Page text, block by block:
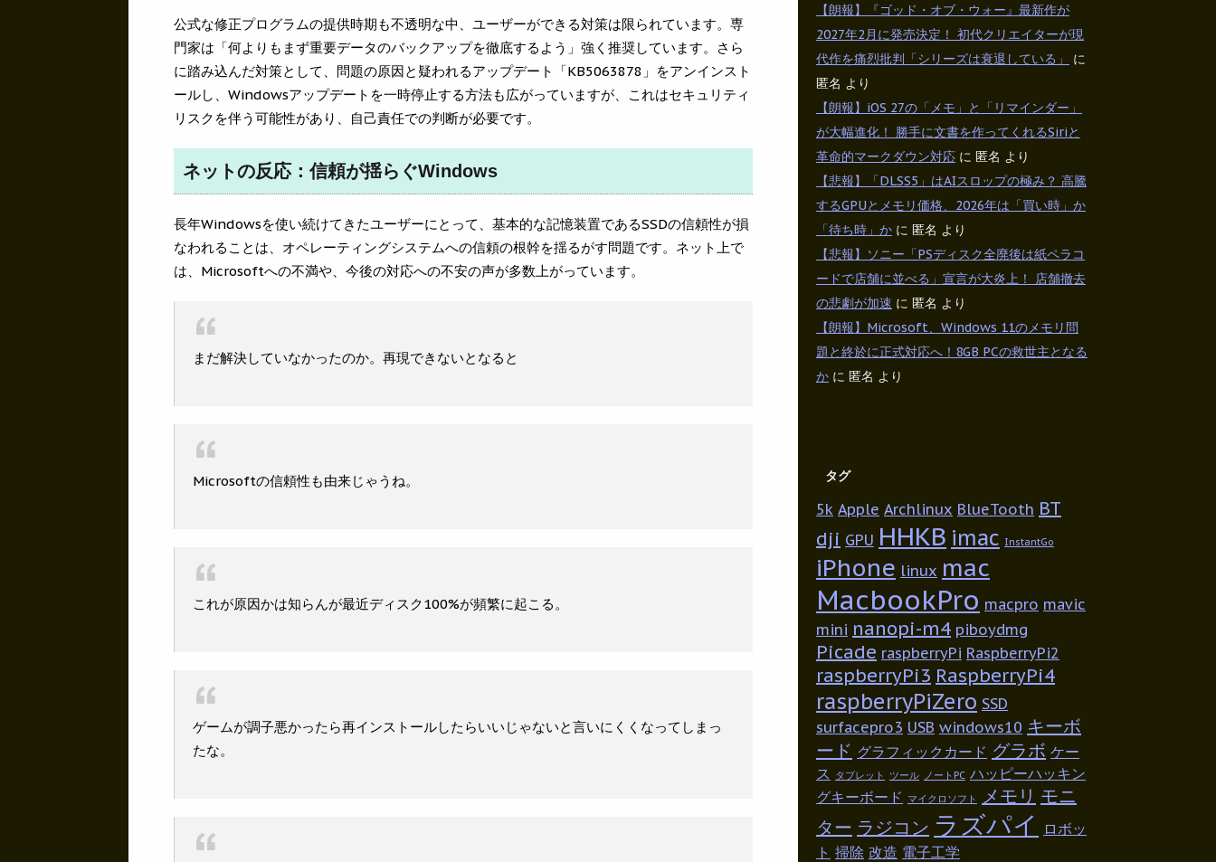
公式な修正プログラムの提供時期も不透明な中、ユーザーができる対策は限られています。専
門家は「何よりもまず重要データのバックアップを徹底するよう」強く推奨しています。さら
に踏み込んだ対策として、問題の原因と疑われるアップデート「KB5063878」をアンインスト
ールし、Windowsアップデートを一時停止する方法も広がっていますが、これはセキュリティ
リスクを伴う可能性があり、自己責任での判断が必要です。
ネットの反応：信頼が揺らぐWindows
長年Windowsを使い続けてきたユーザーにとって、基本的な記憶装置であるSSDの信頼性が損
なわれることは、オペレーティングシステムへの信頼の根幹を揺るがす問題です。ネット上で
は、Microsoftへの不満や、今後の対応への不安の声が多数上がっています。
まだ解決していなかったのか。再現できないとなると
Microsoftの信頼性も由来じゃうね。
これが原因かは知らんが最近ディスク100%が頻繁に起こる。
ゲームが調子悪かったら再インストールしたらいいじゃないと言いにくくなってしまっ
たな。
【朗報】『ゴッド・オブ・ウォー』最新作が
2027年2月に発売決定！ 初代クリエイターが現
代作を痛烈批判「シリーズは衰退している」
に
匿名 より
【朗報】iOS 27の「メモ」と「リマインダー」
が大幅進化！ 勝手に文書を作ってくれるSiriと
革命的マークダウン対応 に 匿名 より
【悲報】「DLSS5」はAIスロップの極み？ 高騰
するGPUとメモリ価格、2026年は「買い時」か
「待ち時」か に 匿名 より
【悲報】ソニー「PSディスク全廃後は紙ペラコ
ードで店舗に並べる」宣言が大炎上！ 店舗撤去
の悲劇が加速 に 匿名 より
【朗報】Microsoft、Windows 11のメモリ問
題と終於に正式対応へ！8GB PCの救世主となる
か に 匿名 より
タグ
5k Apple Archlinux BlueTooth BT
dji GPU HHKB imac InstantGo
iPhone linux mac
MacbookPro macpro mavic
mini nanopi-m4 piboydmg
Picade raspberryPi RaspberryPi2
raspberryPi3 RaspberryPi4
raspberryPiZero SSD
surfacepro3 USB windows10 キーボ
ード グラフィックカード グラボ ケー
ス タブレット ツール ノートPC ハッピーハッキン
グキーボード マイクロソフト メモリ モニ
ター ラジコン ラズパイ
ロボッ
ト 掃除 改造 電子工学